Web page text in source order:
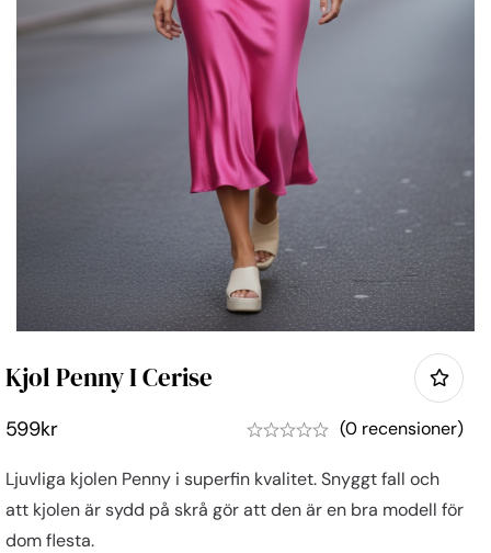
Kjol Penny I Cerise
599kr (0 recensioner)
Ljuvliga kjolen Penny i superfin kvalitet. Snyggt fall och
att kjolen är sydd på skrå gör att den är en bra modell för
dom flesta.